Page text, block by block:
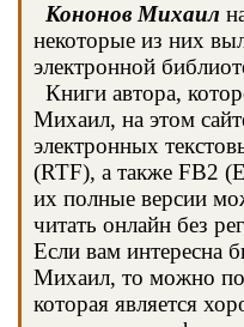
Кононов Михаил
некоторые из них
электронной
Книги автора,
Михаил, на этом
электронных
(RTF), а также FB2
их полные версии
читать онлайн без
Если вам интересна
Михаил, то можно
которая является